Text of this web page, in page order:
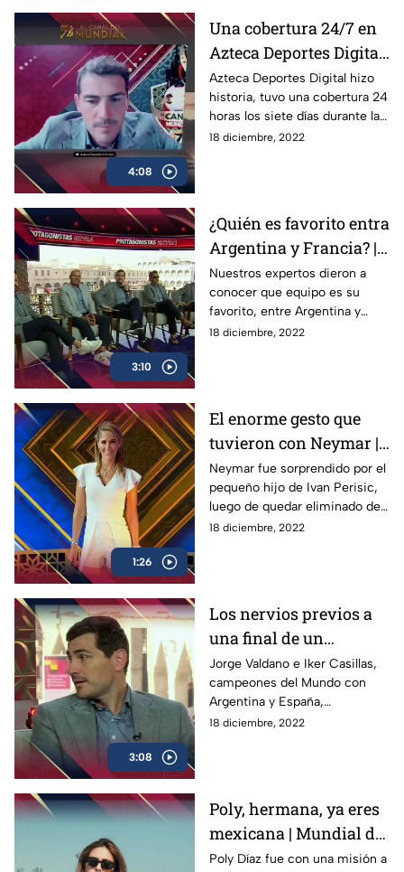
4:08
Una cobertura 24/7 en
Azteca Deportes Digital
| Los Protagonistas
Azteca Deportes Digital hizo
historia, tuvo una cobertura 24
horas los siete días durante la
Copa del Mundo, para llevarte
18 diciembre, 2022
3:10
¿Quién es favorito entra
Argentina y Francia? |
Protagonistas Extra
Nuestros expertos dieron a
conocer que equipo es su
favorito, entre Argentina y
Francia, para la Gran Final del
18 diciembre, 2022
1:26
El enorme gesto que
tuvieron con Neymar |
InesPerado
Neymar fue sorprendido por el
pequeño hijo de Ivan Perisic,
luego de quedar eliminado de
Qatar 2022, donde el brasileño
18 diciembre, 2022
3:08
Los nervios previos a
una final de un
Mundial |
Protagonistas Extra
Jorge Valdano e Iker Casillas,
campeones del Mundo con
Argentina y España,
respectivamente, nos cuentan
18 diciembre, 2022
Poly, hermana, ya eres
mexicana | Mundial de
la Comedia
Poly Díaz fue con una misión a